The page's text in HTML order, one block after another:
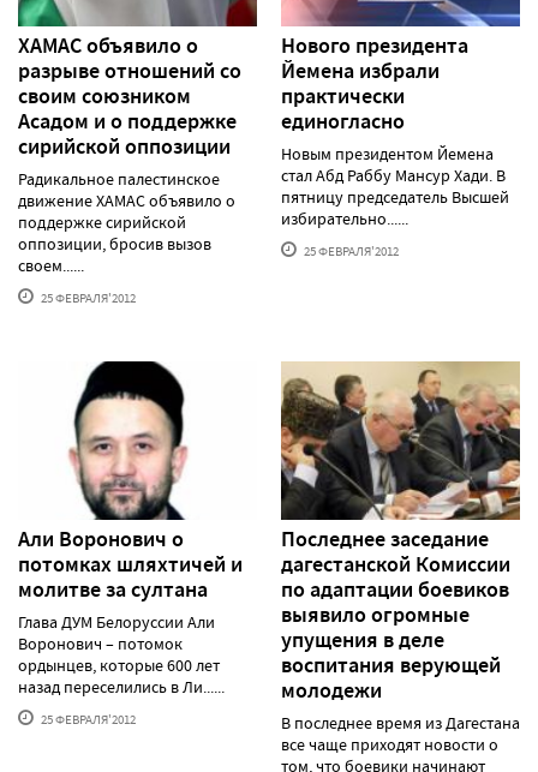
ХАМАС объявило о
разрыве отношений со
своим союзником
Асадом и о поддержке
сирийской оппозиции
Радикальное палестинское
движение ХАМАС объявило о
поддержке сирийской
оппозиции, бросив вызов
своем......
25 ФЕВРАЛЯ'2012
Нового президента
Йемена избрали
практически
единогласно
Новым президентом Йемена
стал Абд Раббу Мансур Хади. В
пятницу председатель Высшей
избирательно......
25 ФЕВРАЛЯ'2012
Али Воронович о
потомках шляхтичей и
молитве за султана
Глава ДУМ Белоруссии Али
Воронович – потомок
ордынцев, которые 600 лет
назад переселились в Ли......
25 ФЕВРАЛЯ'2012
Последнее заседание
дагестанской Комиссии
по адаптации боевиков
выявило огромные
упущения в деле
воспитания верующей
молодежи
В последнее время из Дагестана
все чаще приходят новости о
том, что боевики начинают